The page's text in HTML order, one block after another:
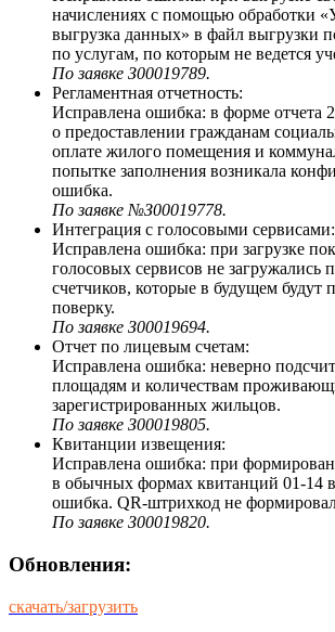
начислениях с помощью обработки
выгрузка данных» в файл выгрузки
по услугам, по которым не ведется
По заявке З00019789.
Регламентная отчетность:
Исправлена ошибка: в форме
о предоставлении гражданам
оплате жилого помещения и
попытке заполнения возникала
ошибка.
По заявке №З00019778.
Интеграция с голосовыми сервисами:
Исправлена ошибка: при загрузке
голосовых сервисов не загружались
счетчиков, которые в будущем будут
поверку.
По заявке З00019694.
Отчет по лицевым счетам:
Исправлена ошибка: неверно
площадям и количествам
зарегистрированных жильцов.
По заявке З00019805.
Квитанции извещения:
Исправлена ошибка: при
в обычных формах квитанций 01-14
ошибка. QR-штрихкод не
По заявке З00019820.
Обновления:
скачать/загрузить